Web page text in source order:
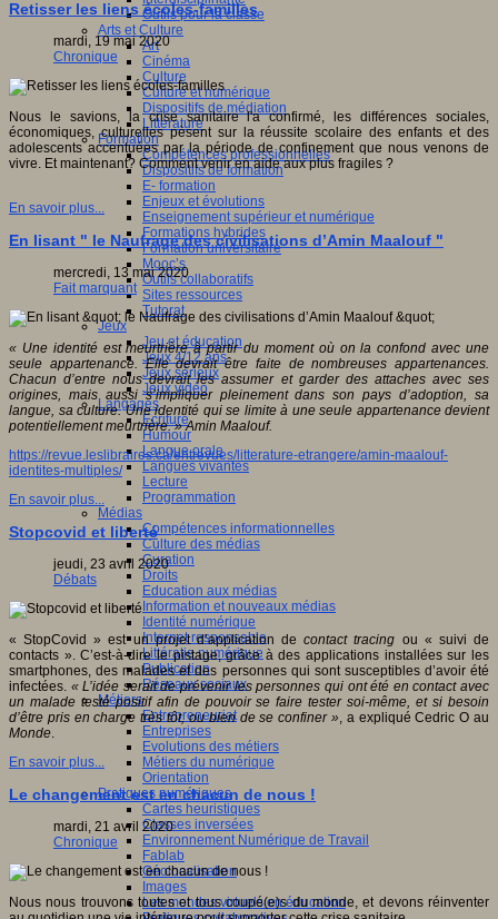
Outils pour la classe
Arts et Culture
Art
Cinéma
Culture
Culture et numérique
Dispositifs de médiation
Littérature
Formation
Compétences professionnelles
Dispositifs de formation
E- formation
Enjeux et évolutions
Enseignement supérieur et numérique
Formations hybrides
Formation universitaire
Mooc’s
Outils collaboratifs
Sites ressources
Tutorat
Jeux
Jeu et éducation
Jeux 4/12 ans
Jeux sérieux
Jeux vidéo
Langages
Ecriture
Humour
Langue orale
Langues vivantes
Lecture
Programmation
Médias
Compétences informationnelles
Culture des médias
Curation
Droits
Education aux médias
Information et nouveaux médias
Identité numérique
Internet responsable
Littératie numérique
Publication
Réseaux sociaux
Métiers
Entrepreneuriat
Entreprises
Evolutions des métiers
Métiers du numérique
Orientation
Pratiques numériques
Cartes heuristiques
Classes inversées
Environnement Numérique de Travail
Fablab
Géolocalisation
Images
Les mondes virtuels en éducation
Retisser les liens écoles-familles
mardi, 19 mai 2020
Chronique
Nous le savions, la crise sanitaire l'a confirmé, les différences sociales,
économiques, culturelles pèsent sur la réussite scolaire des enfants et des
adolescents accentuées par la période de confinement que nous venons de
vivre. Et maintenant? Comment venir en aide aux plus fragiles ?
En savoir plus...
En lisant " le Naufrage des civilisations d’Amin Maalouf "
mercredi, 13 mai 2020
Fait marquant
« Une identité est meurtrière à partir du moment où on la confond avec une
seule appartenance. Elle devrait être faite de nombreuses appartenances.
Chacun d’entre nous devrait les assumer et garder des attaches avec ses
origines, mais aussi s’impliquer pleinement dans son pays d’adoption, sa
langue, sa culture. Une identité qui se limite à une seule appartenance devient
potentiellement meurtrière. » Amin Maalouf.
https://revue.leslibraires.ca/entrevues/litterature-etrangere/amin-maalouf-
identites-multiples/
En savoir plus...
Stopcovid et liberté
jeudi, 23 avril 2020
Débats
« StopCovid » est un projet d’application decontact tracing ou « suivi de
contacts ». C’est-à-dire le pistage, grâce à des applications installées sur les
smartphones, des malades et des personnes qui sont susceptibles d’avoir été
infectées. « L’idée serait de prévenir les personnes qui ont été en contact avec
un malade testé positif afin de pouvoir se faire tester soi-même, et si besoin
d’être pris en charge très tôt, ou bien de se confiner », a expliqué Cedric O au
Monde.
En savoir plus...
Le changement est en chacun de nous !
mardi, 21 avril 2020
Chronique
Nous nous trouvons toutes et tous coupé(e)s du monde, et devons réinventer